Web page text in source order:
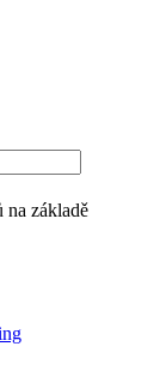
na základě